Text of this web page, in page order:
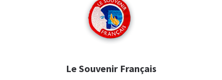
Le Souvenir Français